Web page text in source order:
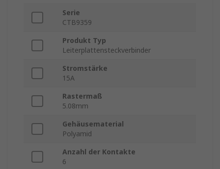
Serie
CTB9359
Produkt Typ
Leiterplattensteckverbinder
Stromstärke
15A
Rastermaß
5.08mm
Gehäusematerial
Polyamid
Anzahl der Kontakte
6